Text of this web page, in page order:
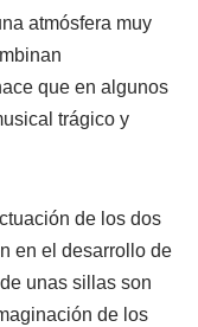
atmósfera muy
que en algunos
trágico y
de los dos
en el desarrollo de
unas sillas son
de los